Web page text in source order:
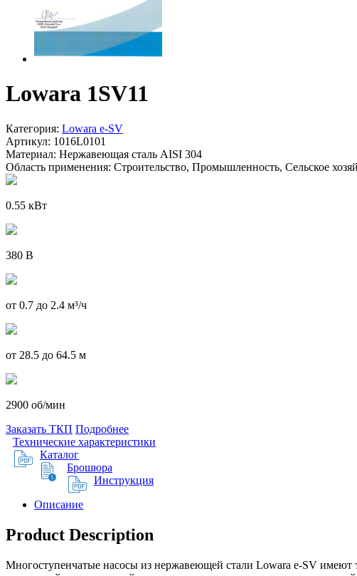
Lowara 1SV11
Категория: Lowara e-SV
Артикул: 1016L0101
Материал: Нержавеющая сталь AISI 304
Область применения: Строительство, Промышленность, Сельское
0.55 кВт
380 В
от 0.7 до 2.4 м³/ч
от 28.5 до 64.5 м
2900 об/мин
Заказать ТКП Подробнее
Технические характеристики
Каталог
Брошюра
Инструкция
Описание
Product Description
Многоступенчатые насосы из нержавеющей стали Lowara e-SV имеют